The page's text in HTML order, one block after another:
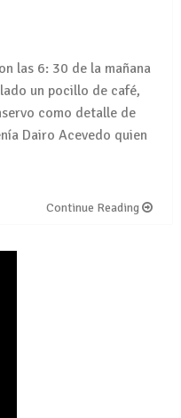
las 6: 30 de la mañana
un pocillo de café,
como detalle de
Dairo Acevedo quien
Continue Reading